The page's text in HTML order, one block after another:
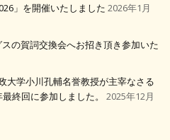
」を開催いたしました 2026年1月
の賀詞交換会へお招き頂き参加いた
大学小川孔輔名誉教授が主宰なさる
終回に参加しました。
2025年12月